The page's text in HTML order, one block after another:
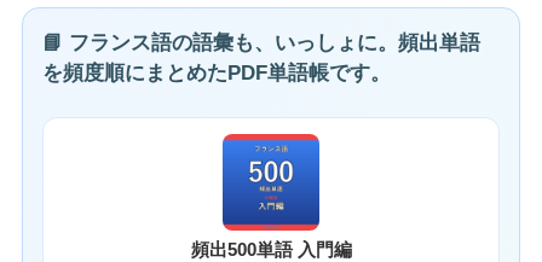
📘 フランス語の語彙も、いっしょに。頻出単語
を頻度順にまとめたPDF単語帳です。
頻出500単語 入門編